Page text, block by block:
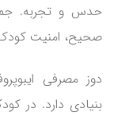
حدس و تجربه.
صحیح، امنیت
دوز مصرفی
بنیادی دارد. در